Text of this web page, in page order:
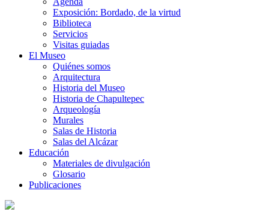
Exposición: Bordado, de la virtud
Biblioteca
Servicios
Visitas guiadas
El Museo
Quiénes somos
Arquitectura
Historia del Museo
Historia de Chapultepec
Arqueología
Murales
Salas de Historia
Salas del Alcázar
Educación
Materiales de divulgación
Glosario
Publicaciones